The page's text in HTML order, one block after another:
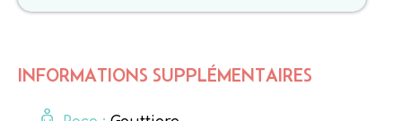
INFORMATIONS SUPPLÉMENTAIRES